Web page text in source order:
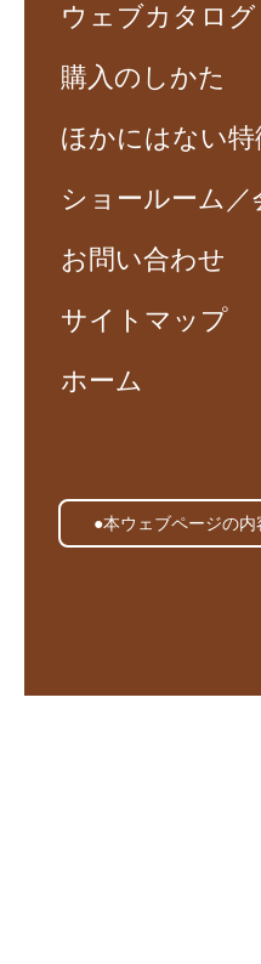
ウェブカタログ
購入のしかた
ほかにはない特
ショールーム／
お問い合わせ
サイトマップ
ホーム
●本ウェブページの